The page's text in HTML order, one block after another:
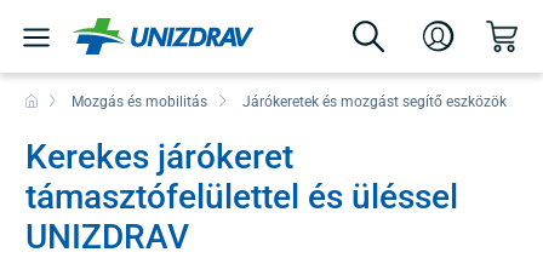
Mozgás és mobilitás Járókeretek és mozgást segítő eszközök
Kerekes járókeret
támasztófelülettel és üléssel
UNIZDRAV